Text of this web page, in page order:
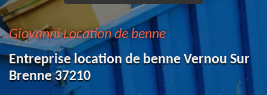
Giovanni Location de benne
Entreprise location de benne Vernou Sur
Brenne 37210